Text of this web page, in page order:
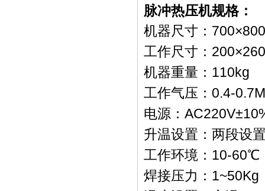
脉冲热压机规格：
机器尺寸：
工作尺寸：
机器重量：110kg
工作气压：0.4-
电源：
升温设置：两段设
工作环境：10-60℃
焊接压力：1~50Kg